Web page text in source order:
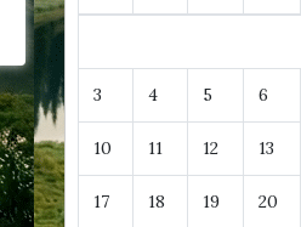
3 4 5 6
10 11 12 13
17 18 19 20